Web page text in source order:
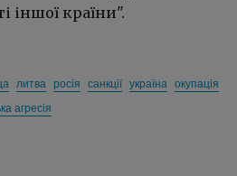
іншої країни".
литва росія санкції україна окупація
агресія